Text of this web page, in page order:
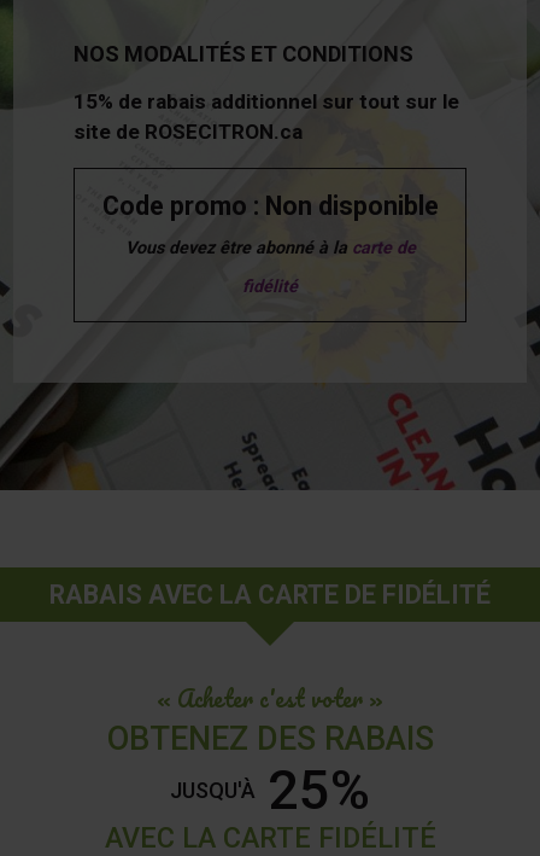
NOS MODALITÉS ET CONDITIONS
15% de rabais additionnel sur tout sur le
site de ROSECITRON.ca
Code promo : Non disponible
Vous devez être abonné à la carte de
fidélité
RABAIS AVEC LA CARTE DE FIDÉLITÉ
« Acheter c'est voter »
OBTENEZ DES RABAIS
JUSQU'À 25%
AVEC LA CARTE FIDÉLITÉ